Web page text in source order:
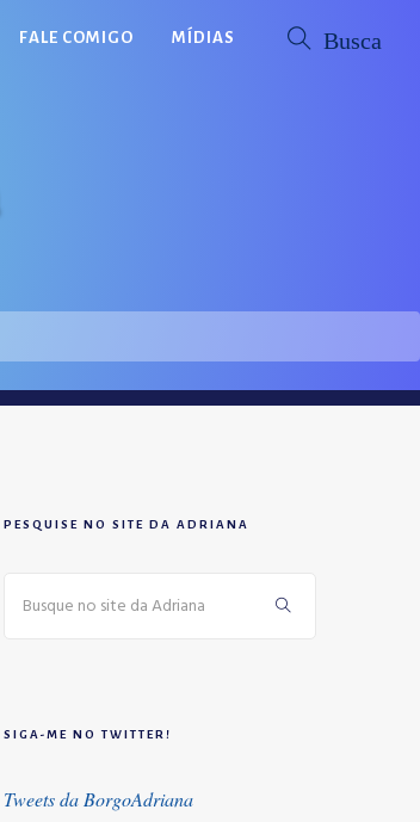
FALE COMIGO MÍDIAS
PESQUISE NO SITE DA ADRIANA
SIGA-ME NO TWITTER!
Tweets da BorgoAdriana